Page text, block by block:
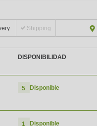
Shipping
DISPONIBILIDAD
5 Disponible
1 Disponible